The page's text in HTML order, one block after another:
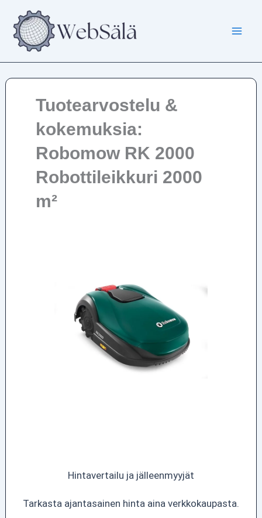
sisältöön
Tuotearvostelu &
kokemuksia:
Robomow RK 2000
Robottileikkuri 2000
m²
Hintavertailu ja jälleenmyyjät
Tarkasta ajantasainen hinta aina verkkokaupasta.